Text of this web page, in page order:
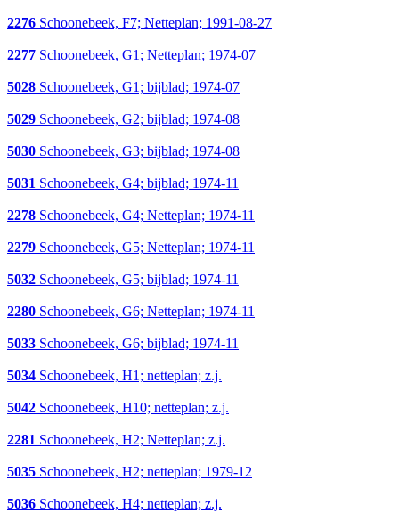
2276 Schoonebeek, F7; Netteplan; 1991-08-27
2277 Schoonebeek, G1; Netteplan; 1974-07
5028 Schoonebeek, G1; bijblad; 1974-07
5029 Schoonebeek, G2; bijblad; 1974-08
5030 Schoonebeek, G3; bijblad; 1974-08
5031 Schoonebeek, G4; bijblad; 1974-11
2278 Schoonebeek, G4; Netteplan; 1974-11
2279 Schoonebeek, G5; Netteplan; 1974-11
5032 Schoonebeek, G5; bijblad; 1974-11
2280 Schoonebeek, G6; Netteplan; 1974-11
5033 Schoonebeek, G6; bijblad; 1974-11
5034 Schoonebeek, H1; netteplan; z.j.
5042 Schoonebeek, H10; netteplan; z.j.
2281 Schoonebeek, H2; Netteplan; z.j.
5035 Schoonebeek, H2; netteplan; 1979-12
5036 Schoonebeek, H4; netteplan; z.j.